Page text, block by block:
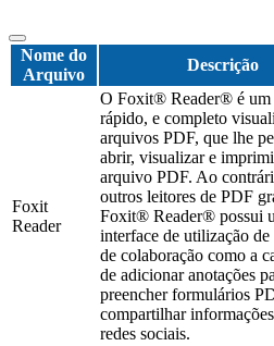
Nome do
Arquivo
Descrição
Foxit
Reader
O Foxit® Reader® é um
rápido, e completo
arquivos PDF, que lhe
abrir, visualizar e
arquivo PDF. Ao
outros leitores de PDF
Foxit® Reader® possui
interface de utilização de
de colaboração como a
de adicionar anotações
preencher formulários
compartilhar
redes sociais.